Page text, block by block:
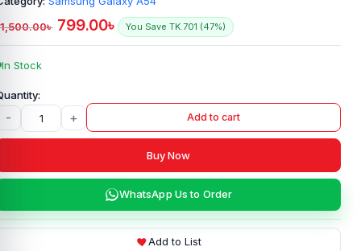
1,500.00৳ 799.00৳ You Save TK.701 (47%)
In Stock
- + Add to cart
Buy Now
WhatsApp Us to Order
Add to List